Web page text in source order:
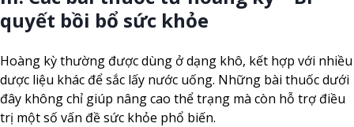
quyết bồi bổ sức khỏe
Hoàng kỳ thường được dùng ở dạng khô, kết hợp với nhiều
dược liệu khác để sắc lấy nước uống. Những bài thuốc dưới
đây không chỉ giúp nâng cao thể trạng mà còn hỗ trợ điều
trị một số vấn đề sức khỏe phổ biến.